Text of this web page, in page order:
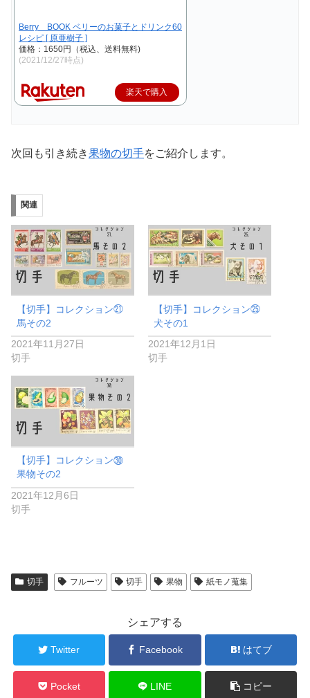
Berry BOOK ベリーのお菓子とドリンク60
レシピ [ 原亜樹子 ]
価格：1650円（税込、送料無料)
(2021/12/27時点)
楽天で購入
次回も引き続き果物の切手をご紹介します。
関連
【切手】コレクション㉑
馬その2
2021年11月27日
切手
【切手】コレクション㉕
犬その1
2021年12月1日
切手
【切手】コレクション㉚
果物その2
2021年12月6日
切手
切手 フルーツ 切手 果物 紙モノ蒐集
シェアする
Twitter Facebook はてブ
Pocket LINE コピー